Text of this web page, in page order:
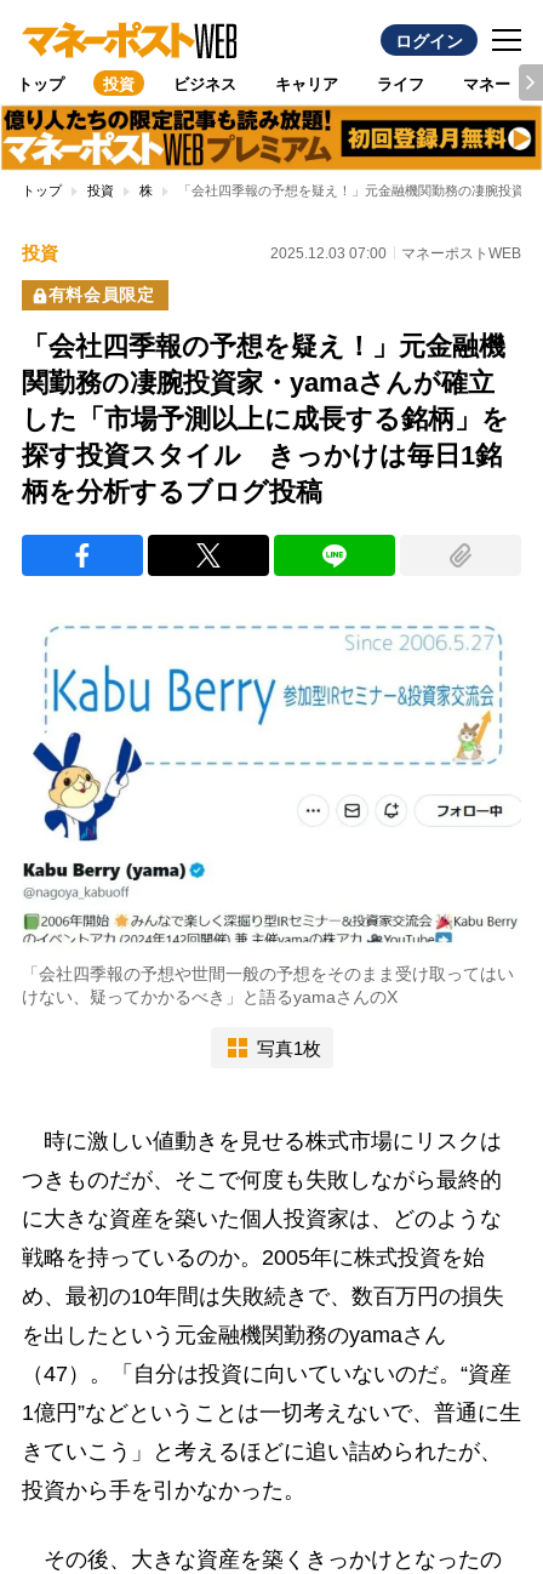
ログイン
トップ 投資 ビジネス キャリア ライフ マネー
トップ 投資 株 「会社四季報の予想を疑え！」元金融機関勤務の凄腕投
投資 2025.12.03 07:00 マネーポストWEB
有料会員限定
「会社四季報の予想を疑え！」元金融機
関勤務の凄腕投資家・yamaさんが確立
した「市場予測以上に成長する銘柄」を
探す投資スタイル きっかけは毎日1銘
柄を分析するブログ投稿
「会社四季報の予想や世間一般の予想をそのまま受け取ってはい
けない、疑ってかかるべき」と語るyamaさんのX
写真1枚
時に激しい値動きを見せる株式市場にリスクは
つきものだが、そこで何度も失敗しながら最終的
に大きな資産を築いた個人投資家は、どのような
戦略を持っているのか。2005年に株式投資を始
め、最初の10年間は失敗続きで、数百万円の損失
を出したという元金融機関勤務のyamaさん
（47）。「自分は投資に向いていないのだ。“資産
1億円”などということは一切考えないで、普通に生
きていこう」と考えるほどに追い詰められたが、
投資から手を引かなかった。
その後、大きな資産を築くきっかけとなったの